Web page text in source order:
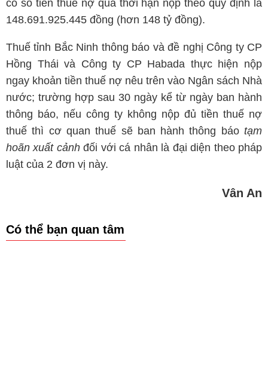
có số tiền thuế nợ quá thời hạn nộp theo quy định là
148.691.925.445 đồng (hơn 148 tỷ đồng).
Thuế tỉnh Bắc Ninh thông báo và đề nghị Công ty CP
Hồng Thái và Công ty CP Habada thực hiện nộp
ngay khoản tiền thuế nợ nêu trên vào Ngân sách Nhà
nước; trường hợp sau 30 ngày kể từ ngày ban hành
thông báo, nếu công ty không nộp đủ tiền thuế nợ
thuế thì cơ quan thuế sẽ ban hành thông báo tạm
hoãn xuất cảnhđối với cá nhân là đại diện theo pháp
luật của 2 đơn vị này.
Vân An
Có thể bạn quan tâm